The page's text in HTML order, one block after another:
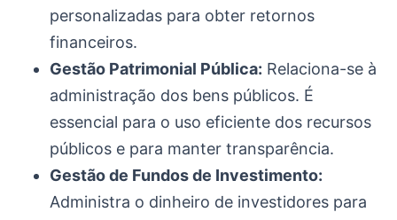
personalizadas para obter retornos
financeiros.
Gestão Patrimonial Pública: Relaciona-se à
administração dos bens públicos. É
essencial para o uso eficiente dos recursos
públicos e para manter transparência.
Gestão de Fundos de Investimento:
Administra o dinheiro de investidores para